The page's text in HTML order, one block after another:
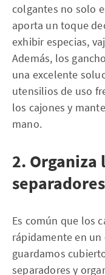
colgantes no solo
aporta un toque
exhibir especias,
Además, los
una excelente
utensilios de uso
los cajones y
mano.
2. Organiza
separadores
Es común que los
rápidamente en
guardamos
separadores y